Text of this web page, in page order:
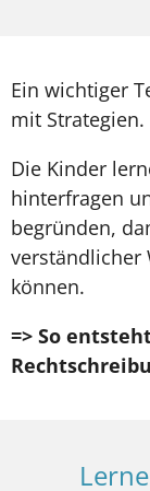
Ein wichtiger
mit Strategien.
Die Kinder
hinterfragen
begründen,
verständlicher
können.
=> So